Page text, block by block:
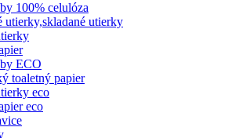
100% celulóza
utierky,skladané utierky
ECO
toaletný papier
eco
eco